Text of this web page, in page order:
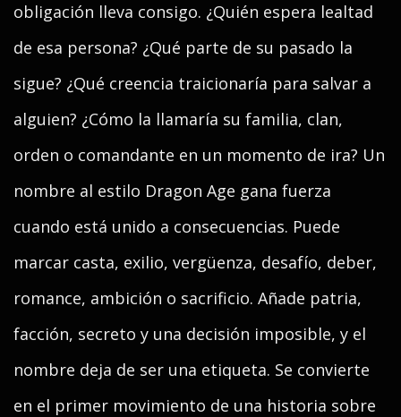
obligación lleva consigo. ¿Quién espera lealtad
de esa persona? ¿Qué parte de su pasado la
sigue? ¿Qué creencia traicionaría para salvar a
alguien? ¿Cómo la llamaría su familia, clan,
orden o comandante en un momento de ira? Un
nombre al estilo Dragon Age gana fuerza
cuando está unido a consecuencias. Puede
marcar casta, exilio, vergüenza, desafío, deber,
romance, ambición o sacrificio. Añade patria,
facción, secreto y una decisión imposible, y el
nombre deja de ser una etiqueta. Se convierte
en el primer movimiento de una historia sobre